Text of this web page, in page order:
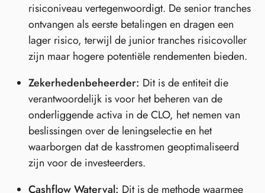
risiconiveau vertegenwoordigt. De senior tranches
ontvangen als eerste betalingen en dragen een
lager risico, terwijl de junior tranches risicovoller
zijn maar hogere potentiële rendementen bieden.
Zekerhedenbeheerder: Dit is de entiteit die
verantwoordelijk is voor het beheren van de
onderliggende activa in de CLO, het nemen van
beslissingen over de leningselectie en het
waarborgen dat de kasstromen geoptimaliseerd
zijn voor de investeerders.
Cashflow Waterval: Dit is de methode waarmee